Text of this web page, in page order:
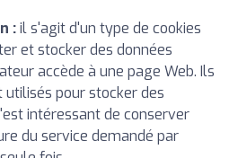
:il s'agit d'un type de cookies
et stocker des données
accède à une page Web. Ils
pour stocker des
intéressant de conserver
du service demandé par